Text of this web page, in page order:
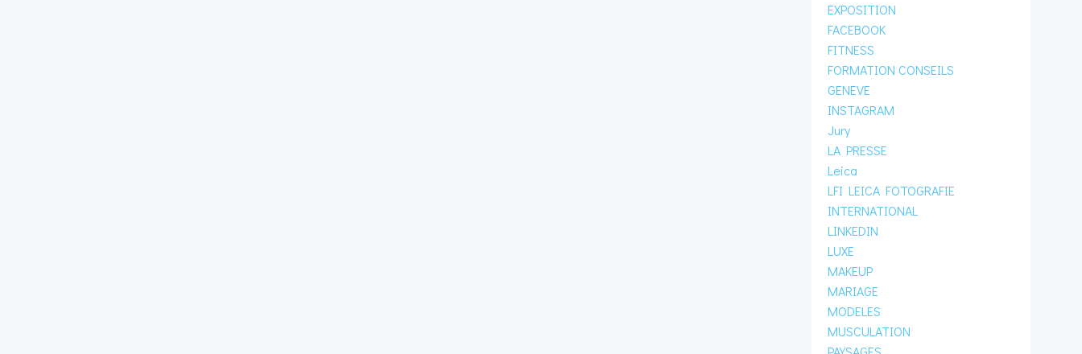
EXPOSITION
FACEBOOK
FITNESS
FORMATION CONSEILS
GENEVE
INSTAGRAM
Jury
LA PRESSE
Leica
LFI LEICA FOTOGRAFIE
INTERNATIONAL
LINKEDIN
LUXE
MAKEUP
MARIAGE
MODELES
MUSCULATION